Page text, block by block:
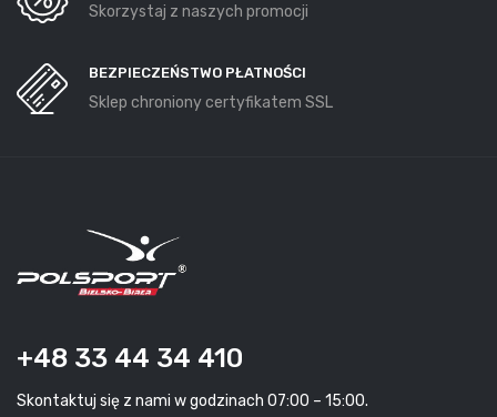
Skorzystaj z naszych promocji
BEZPIECZEŃSTWO PŁATNOŚCI
Sklep chroniony certyfikatem SSL
+48 33 44 34 410
Skontaktuj się z nami w godzinach 07:00 – 15:00.